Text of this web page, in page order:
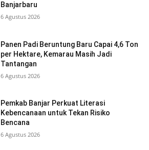
Banjarbaru
6 Agustus 2026
Panen Padi Beruntung Baru Capai 4,6 Ton
per Hektare, Kemarau Masih Jadi
Tantangan
6 Agustus 2026
Pemkab Banjar Perkuat Literasi
Kebencanaan untuk Tekan Risiko
Bencana
6 Agustus 2026